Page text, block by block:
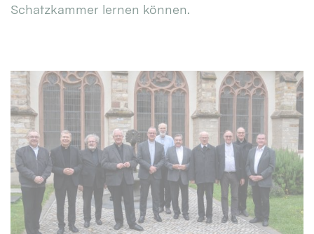
Schatzkammer lernen können.